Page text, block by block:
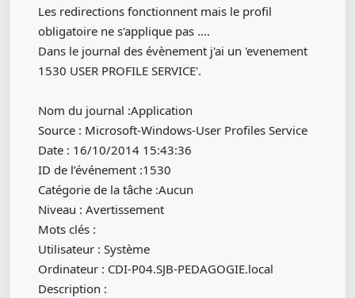
Les redirections fonctionnent mais le profil
obligatoire ne s'applique pas ....
Dans le journal des évènement j'ai un 'evenement
1530 USER PROFILE SERVICE'.
Nom du journal :Application
Source : Microsoft-Windows-User Profiles Service
Date : 16/10/2014 15:43:36
ID de l’événement :1530
Catégorie de la tâche :Aucun
Niveau : Avertissement
Mots clés :
Utilisateur : Système
Ordinateur : CDI-P04.SJB-PEDAGOGIE.local
Description :